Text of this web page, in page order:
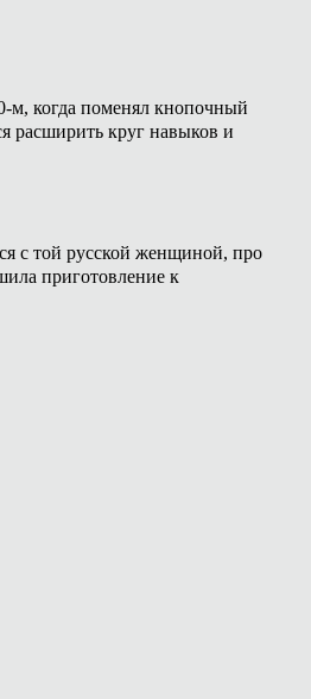
м, когда поменял кнопочный
расширить круг навыков и
с той русской женщиной, про
приготовление к